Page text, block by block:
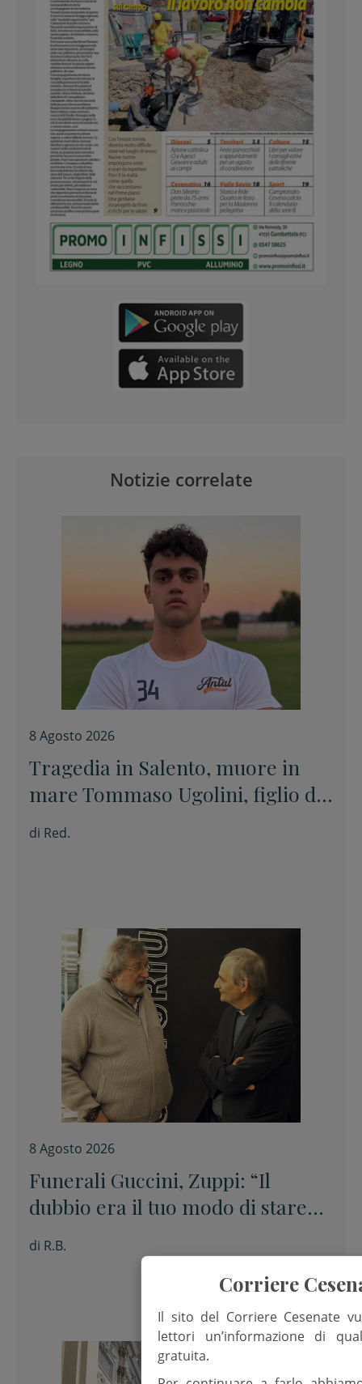
Notizie correlate
8 Agosto 2026
Tragedia in Salento, muore in
mare Tommaso Ugolini, figlio del
primario di Chirurgia e nipote
di Red.
8 Agosto 2026
Funerali Guccini, Zuppi: “Il
dubbio era il tuo modo di stare
davanti alle cose senza barare”
di R.B.
Corriere
Il sito del Corriere Cesenate
lettori un’informazione di
gratuita.